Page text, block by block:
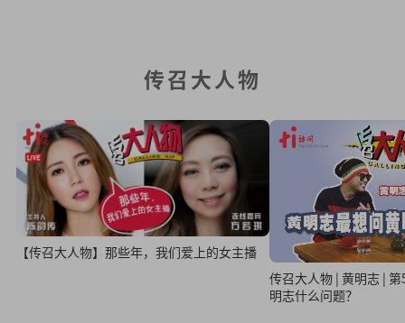
传召大人物
【传召大人物】那些年，我们爱上的女主播
传召大人物 | 黄明志 |
明志什么问题？